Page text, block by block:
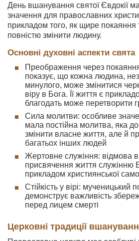
День вшанування святої Євдокії
значення для православних
прикладом того, як щире покаяння
повністю змінити людину.
Основні духовні аспекти свята
Преображення через
показує, що кожна людина,
минулого, може змінитися
віру в Бога. Її життя є
благодать може перетворити
Сила молитви: особливе
мала постійна молитва, яка
змінити власне життя, але й
багатьох інших людей
Жертовне служіння: відмова
присвячення життя служінню
прикладом християнської
Стійкість у вірі: мученицький
демонструє важливість
перед лицем смерті
Церковні традиції